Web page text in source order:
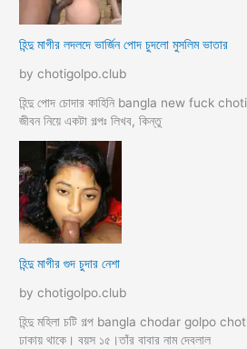
হিন্দু মাগীর লদলদে ভার্জিন পোদ চুদলো মুসলিম ভাতার
by chotigolpo.club
হিন্দু পোদ চোদার কাহিনি bangla new fuck choti
জীবন নিয়ে একটা গল্পঃ লিখব, কিন্তু
হিন্দু মাগীর গুদ চুদার নেশা
by chotigolpo.club
হিন্দু মহিলা চটি গল্প bangla chodar golpo choti.
ঢাকায় থাকে। বয়স ১৫।তাঁর বাবার নাম দেবলাল